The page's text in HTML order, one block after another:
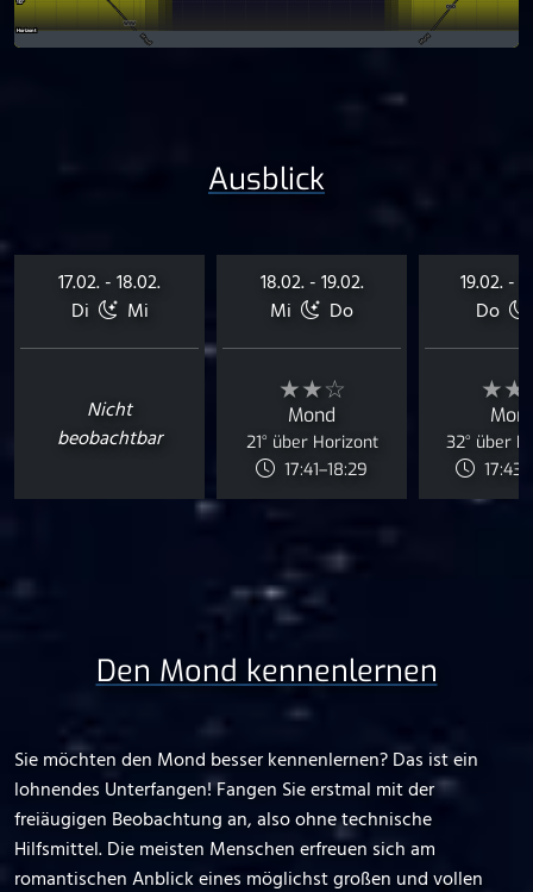
Ausblick
17.02. - 18.02.
Di
Mi
Nicht
beobachtbar
18.02. - 19.02.
Mi
Do
★★☆
Mond
21° über Horizont
17:41–18:29
19.02. -
Do
32° über
Den Mond kennenlernen
Sie möchten den Mond besser kennenlernen? Das ist ein
lohnendes Unterfangen! Fangen Sie erstmal mit der
freiäugigen Beobachtung an, also ohne technische
Hilfsmittel. Die meisten Menschen erfreuen sich am
romantischen Anblick eines möglichst großen und vollen